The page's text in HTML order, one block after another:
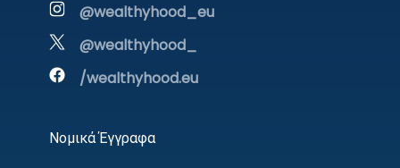
@wealthyhood_eu
@wealthyhood_
/wealthyhood.eu
Νομικά Έγγραφα